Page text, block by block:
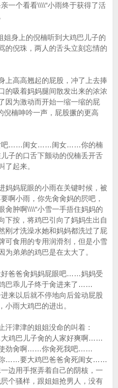
个看看\\\\“小雨终于获得了活
上的倪楠听到大鸡巴儿子的
的倪珠，两人的舌头立刻忘情的
高高翘起的屁股，冲了上去捧
的吸着妈妈腿间散发出来的浓浓
因为激动而开始一缩一缩的屁
楠呻吟一声，屁股撅的更高
……闺女……闺女……你的楠
子的口舌下颤动的倪楠丢开舌
了起来。
妈屁眼的小雨在关键时候，被
啊小雨，你先肏肏妈的屄吧，
肏肿啊\\\\“小雪一手捂住妈妈的
下按，将鸡巴引向了妈妈生出自
刚才洗澡水她和妈妈都洗过了屁
可食用的专用润滑剂，但是小雪
弟弟的鸡巴是在太大了。
爸肏妈妈屁眼吧……妈妈受
乖儿子终于肏进来了……
来以后就不停地向后耸动屁股
小雨大鸡巴的进出。
津津的姐姐没命的叫着：
巴儿子肏的人家好爽啊……
劲肏啊……你肏死我吧……
……要大鸡巴爸爸肏死闺女……
边用手抠弄着自己的阴核，一
个骚样，跟姐姐抢男人，没有